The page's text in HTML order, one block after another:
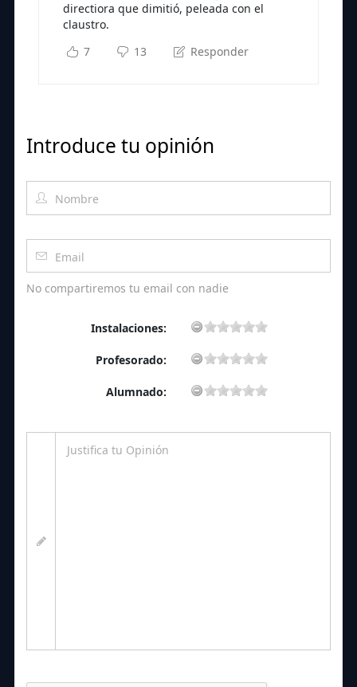
directiora que dimitió, peleada con el
claustro.
7
13 Responder
Introduce tu opinión
No compartiremos tu email con nadie
Instalaciones:
Profesorado:
Alumnado: